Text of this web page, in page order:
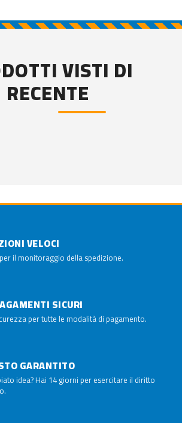
VISTI DI
RECENTE
VELOCI
il monitoraggio della spedizione.
SICURI
per tutte le modalità di pagamento.
GARANTITO
idea? Hai 14 giorni per esercitare il diritto